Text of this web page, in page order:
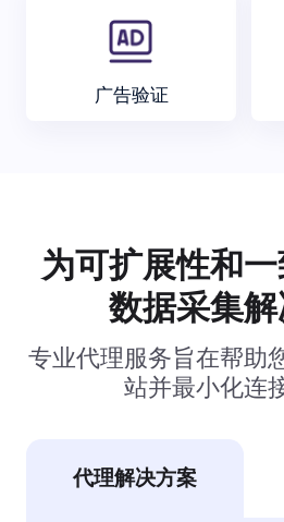
广告验证
为可扩展性和
数据采集
专业代理服务旨在帮助
站并最小化连
代理解决方案